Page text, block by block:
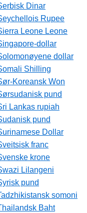
Dinar
Rupee
Leone Leone
dollar
dollar
Shilling
Koreansk Won
pund
Lankas rupiah
pund
Dollar
franc
krone
Lilangeni
pund
somoni
Baht